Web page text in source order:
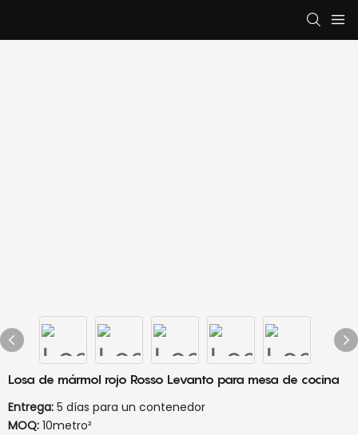
Losa de mármol rojo Rosso Levanto para mesa de cocina
Entrega: 5 días para un contenedor
MOQ: 10metro²